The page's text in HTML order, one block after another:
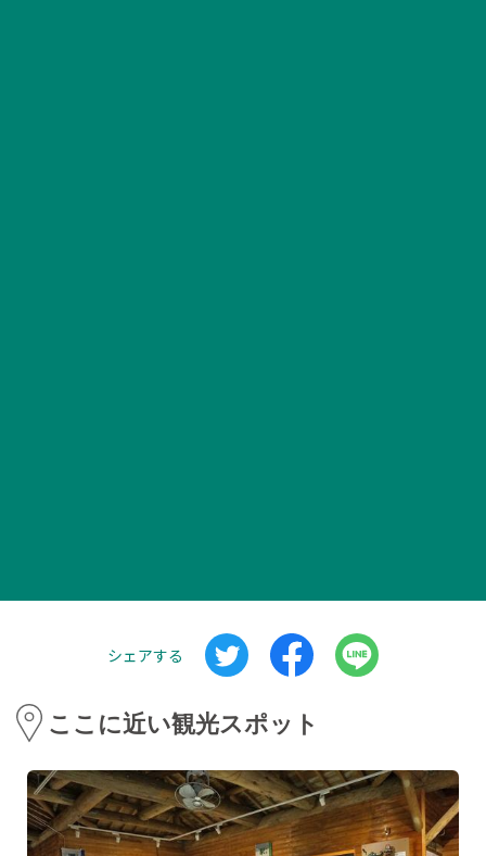
シェアする
ここに近い観光スポット